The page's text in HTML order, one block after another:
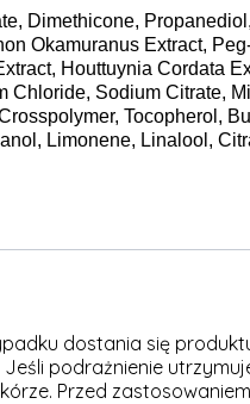
Dimethicone,
Okamuranus Extract,
Houttuynia Cordata
Chloride, Sodium Citrate,
Tocopherol,
Limonene, Linalool,
dostania się
podrażnienie
Przed